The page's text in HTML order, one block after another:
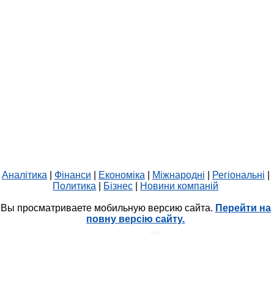
Аналітика Фінанси Економіка Міжнародні Регіональні
Политика
Бізнес Новини компаній
Вы просматриваете мобильную версию сайта. Перейти на
повну версію сайту.